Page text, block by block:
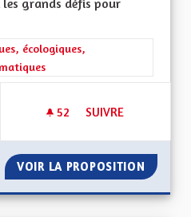
grands défis pour
: Les transitions
écologiques,
52 52 ABONNÉS
SUIVRE
VOIR LA PROPOSITION LE